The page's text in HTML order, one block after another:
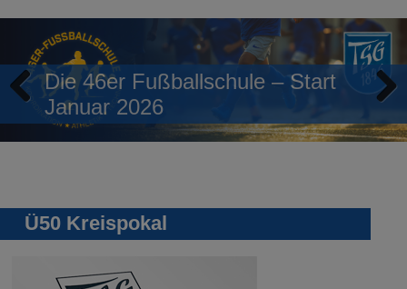
Die 46er Fußballschule – Start
Januar 2026
Previous
Ü50 Kreispokal